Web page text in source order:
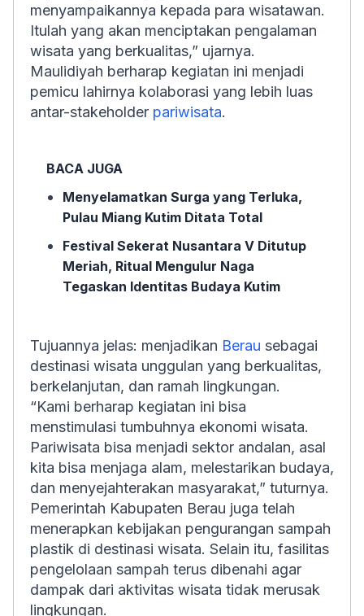
menyampaikannya kepada para wisatawan.
Itulah yang akan menciptakan pengalaman
wisata yang berkualitas,” ujarnya.
Maulidiyah berharap kegiatan ini menjadi
pemicu lahirnya kolaborasi yang lebih luas
antar-stakeholder pariwisata.
BACA JUGA
Menyelamatkan Surga yang Terluka,
Pulau Miang Kutim Ditata Total
Festival Sekerat Nusantara V Ditutup
Meriah, Ritual Mengulur Naga
Tegaskan Identitas Budaya Kutim
Tujuannya jelas: menjadikan Berau sebagai
destinasi wisata unggulan yang berkualitas,
berkelanjutan, dan ramah lingkungan.
“Kami berharap kegiatan ini bisa
menstimulasi tumbuhnya ekonomi wisata.
Pariwisata bisa menjadi sektor andalan, asal
kita bisa menjaga alam, melestarikan budaya,
dan menyejahterakan masyarakat,” tuturnya.
Pemerintah Kabupaten Berau juga telah
menerapkan kebijakan pengurangan sampah
plastik di destinasi wisata. Selain itu, fasilitas
pengelolaan sampah terus dibenahi agar
dampak dari aktivitas wisata tidak merusak
lingkungan.